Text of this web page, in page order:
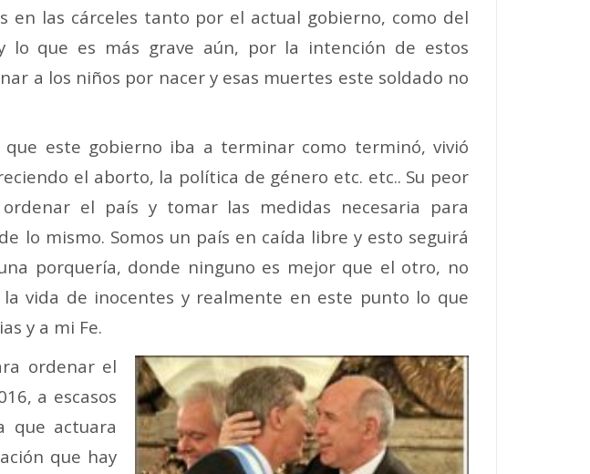
en las cárceles tanto por el actual gobierno, como del
lo que es más grave aún, por la intención de estos
a los niños por nacer y esas muertes este soldado no
este gobierno iba a terminar como terminó, vivió
el aborto, la política de género etc. etc.. Su peor
el país y tomar las medidas necesaria para
lo mismo. Somos un país en caída libre y esto seguirá
porquería, donde ninguno es mejor que el otro, no
vida de inocentes y realmente en este punto lo que
y a mi Fe.
ordenar el
a escasos
que actuara
que hay